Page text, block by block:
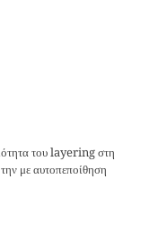
του layering στη
με αυτοπεποίθηση